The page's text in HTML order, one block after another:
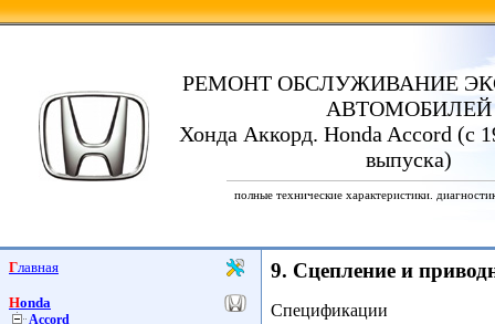
РЕМОНТ ОБСЛУЖИВАНИЕ
АВТОМОБИЛЕЙ
Хонда Аккорд. Honda Accord (с
выпуска)
полные технические характеристики.
Главная
Honda
Accord
9. Сцепление и
Спецификации